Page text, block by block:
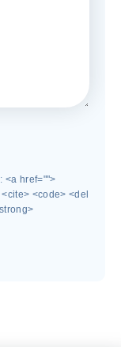
<a href="">
<code> <del